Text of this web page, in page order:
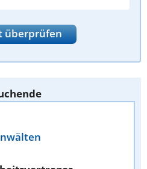
überprüfen